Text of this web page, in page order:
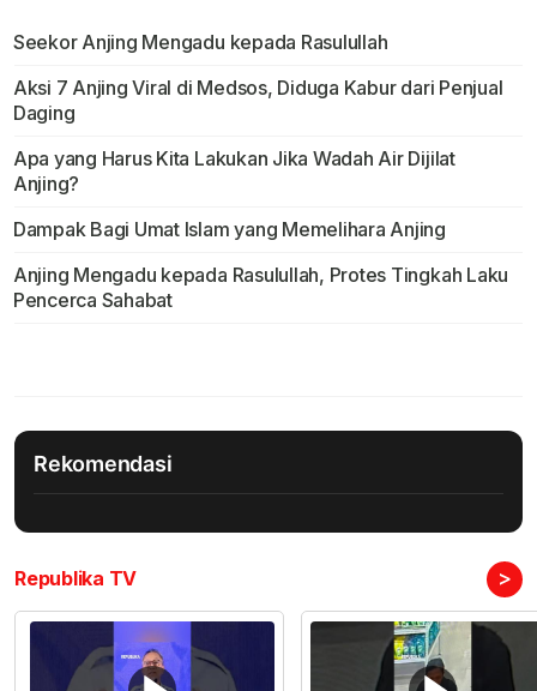
Seekor Anjing Mengadu kepada Rasulullah
Aksi 7 Anjing Viral di Medsos, Diduga Kabur dari Penjual
Daging
Apa yang Harus Kita Lakukan Jika Wadah Air Dijilat
Anjing?
Dampak Bagi Umat Islam yang Memelihara Anjing
Anjing Mengadu kepada Rasulullah, Protes Tingkah Laku
Pencerca Sahabat
Rekomendasi
Republika TV >